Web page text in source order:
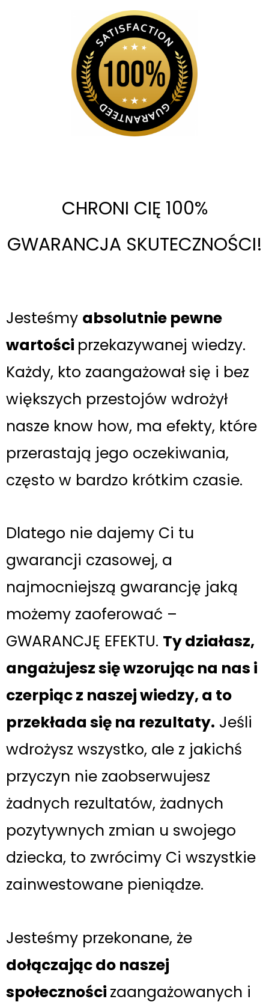
CHRONI CIĘ 100%
GWARANCJA SKUTECZNOŚCI!
Jesteśmy absolutnie pewne
wartości przekazywanej wiedzy.
Każdy, kto zaangażował się i bez
większych przestojów wdrożył
nasze know how, ma efekty, które
przerastają jego oczekiwania,
często w bardzo krótkim czasie.
Dlatego nie dajemy Ci tu
gwarancji czasowej, a
najmocniejszą gwarancję jaką
możemy zaoferować –
GWARANCJĘ EFEKTU. Ty działasz,
angażujesz się wzorując na nas i
czerpiąc z naszej wiedzy, a to
przekłada się na rezultaty. Jeśli
wdrożysz wszystko, ale z jakichś
przyczyn nie zaobserwujesz
żadnych rezultatów, żadnych
pozytywnych zmian u swojego
dziecka, to zwrócimy Ci wszystkie
zainwestowane pieniądze.
Jesteśmy przekonane, że
dołączając do naszej
społeczności zaangażowanych i